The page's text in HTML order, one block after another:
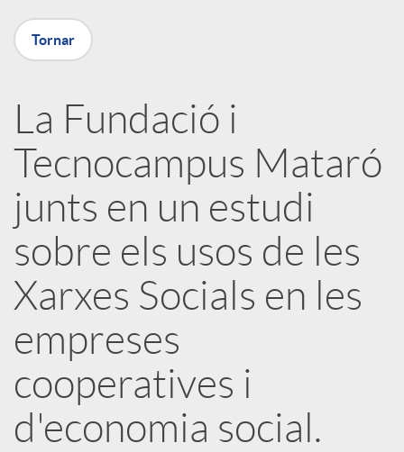
r
X
a
r
x
e
s
Tornar
La Fundació i
Tecnocampus Mataró
junts en un estudi
sobre els usos de les
Xarxes Socials en les
empreses
cooperatives i
d'economia social.